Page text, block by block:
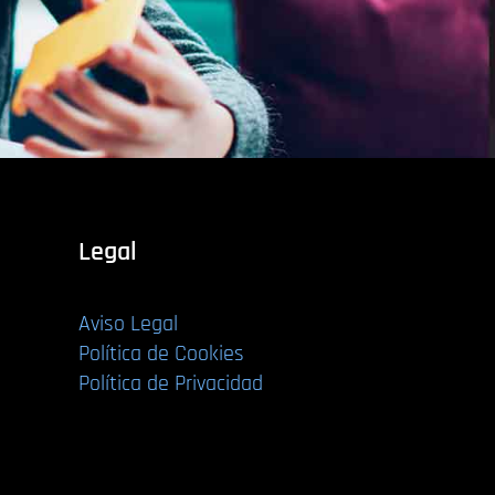
Legal
Aviso Legal
Política de Cookies
Política de Privacidad